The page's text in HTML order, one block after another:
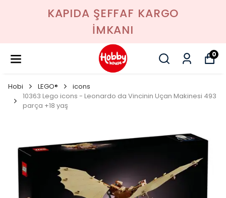
KAPIDA ŞEFFAF KARGO
İMKANI
0
Hobi LEGO®
icons
10363 Lego icons - Leonardo da Vincinin Uçan Makinesi 493
parça +18 yaş